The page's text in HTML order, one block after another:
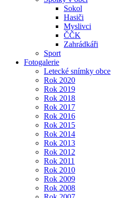
Sokol
Hasiči
Myslivci
ČČK
Zahrádkáři
Sport
Fotogalerie
Letecké snímky obce
Rok 2020
Rok 2019
Rok 2018
Rok 2017
Rok 2016
Rok 2015
Rok 2014
Rok 2013
Rok 2012
Rok 2011
Rok 2010
Rok 2009
Rok 2008